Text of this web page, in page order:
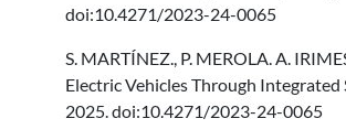
doi:10.4271/2023-24-0065
S. MARTÍNEZ., P. MEROLA. A.
Electric Vehicles Through
2025. doi:10.4271/2023-24-0065